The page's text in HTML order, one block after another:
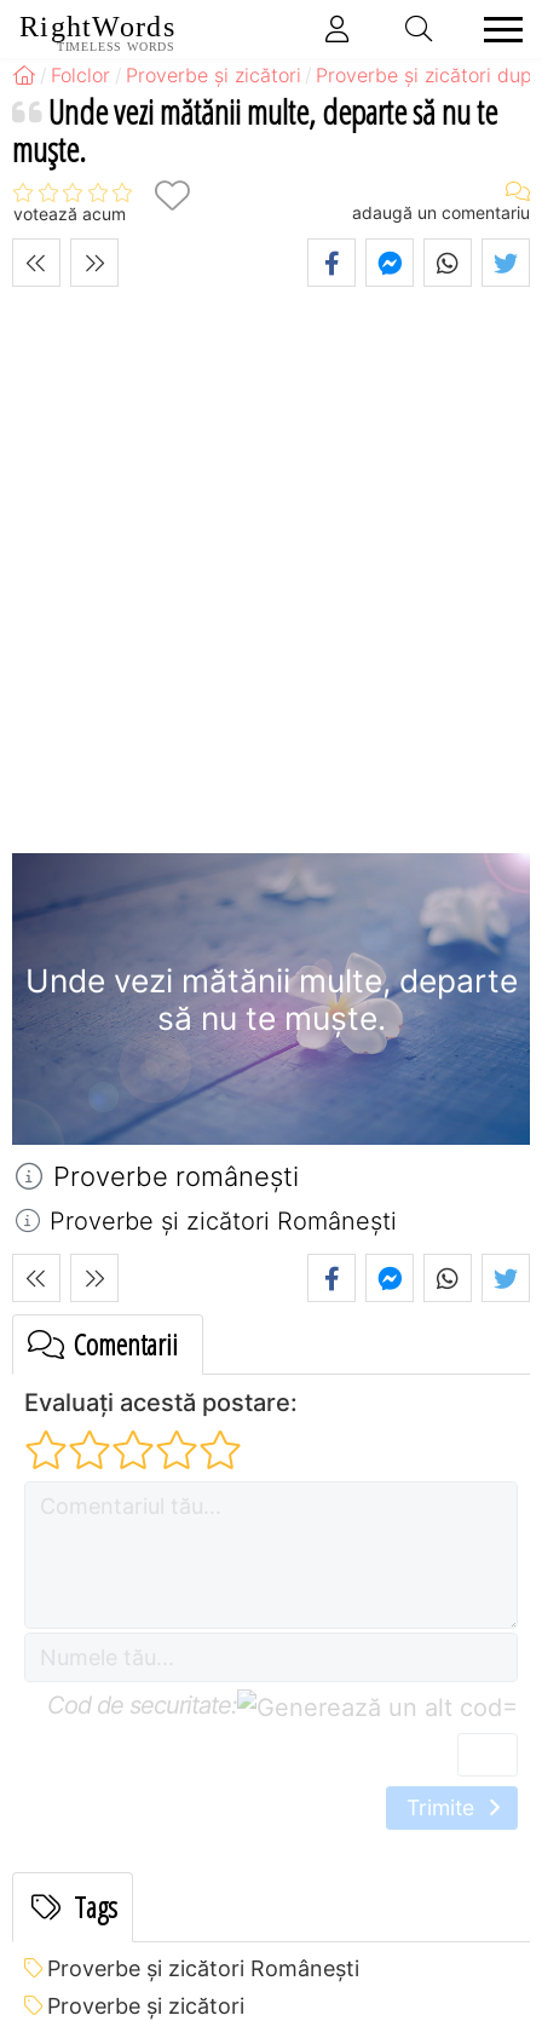
RightWords
TIMELESS WORDS
Folclor Proverbe și zicători Proverbe și zicători
Unde vezi mătănii multe, departe să nu te
muşte.
votează acum adaugă un comentariu
Unde vezi mătănii multe, departe
să nu te muşte.
Proverbe româneşti
Proverbe și zicători Româneşti
Comentarii
Evaluați acestă postare:
Cod de securitate: =
Trimite
Tags
Proverbe și zicători Româneşti
Proverbe și zicători